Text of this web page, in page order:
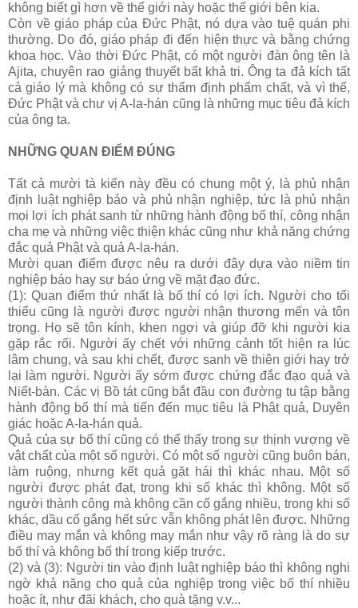
không biết gì hơn về thế giới này hoặc thế giới bên kia.
Còn về giáo pháp của Ðức Phật, nó dựa vào tuệ quán phi
thường. Do đó, giáo pháp đi đến hiện thực và bằng chứng
khoa học. Vào thời Ðức Phật, có một người đàn ông tên là
Ajita, chuyên rao giảng thuyết bất khả tri. Ông ta đả kích tất
cả giáo lý mà không có sự thẩm định phẩm chất, và vì thế,
Ðức Phật và chư vị A-la-hán cũng là những mục tiêu đả kích
của ông ta.
NHỮNG QUAN ĐIỂM ĐÚNG
Tất cả mười tà kiến này đều có chung một ý, là phủ nhận
định luật nghiệp báo và phủ nhận nghiệp, tức là phủ nhận
mọi lợi ích phát sanh từ những hành động bố thí, công nhận
cha mẹ và những việc thiện khác cũng như khả năng chứng
đắc quả Phật và quả A-la-hán.
Mười quan điểm được nêu ra dưới đây dựa vào niềm tin
nghiệp báo hay sự báo ứng về mặt đạo đức.
(1): Quan điểm thứ nhất là bố thí có lợi ích. Người cho tối
thiểu cũng là người được người nhận thương mến và tôn
trọng. Họ sẽ tôn kính, khen ngợi và giúp đỡ khi người kia
gặp rắc rối. Người ấy chết với những cảnh tốt hiện ra lúc
lâm chung, và sau khi chết, được sanh về thiên giới hay trở
lại làm người. Người ấy sớm được chứng đắc đạo quả và
Niết-bàn. Các vị Bồ tát cũng bắt đầu con đường tu tập bằng
hành động bố thí mà tiến đến mục tiêu là Phật quả, Duyên
giác hoặc A-la-hán quả.
Quả của sự bố thí cũng có thể thấy trong sự thịnh vượng về
vật chất của một số người. Có một số người cũng buôn bán,
làm ruộng, nhưng kết quả gặt hái thì khác nhau. Một số
người được phát đạt, trong khi số khác thì không. Một số
người thành công mà không cần cố gắng nhiều, trong khi số
khác, dầu cố gắng hết sức vẫn không phát lên được. Những
điều may mắn và không may mắn như vậy rõ ràng là do sự
bố thí và không bố thí trong kiếp trước.
(2) và (3): Người tin vào định luật nghiệp báo thì không nghi
ngờ khả năng cho quả của nghiệp trong việc bố thí nhiều
hoặc ít, như đãi khách, cho quà tặng v.v...